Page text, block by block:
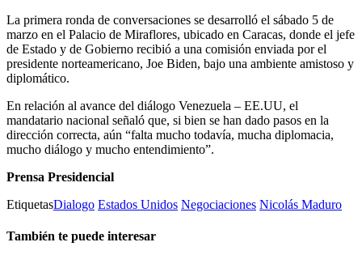
La primera ronda de conversaciones se desarrolló el sábado 5 de
marzo en el Palacio de Miraflores, ubicado en Caracas, donde el jefe
de Estado y de Gobierno recibió a una comisión enviada por el
presidente norteamericano, Joe Biden, bajo una ambiente amistoso y
diplomático.
En relación al avance del diálogo Venezuela – EE.UU, el
mandatario nacional señaló que, si bien se han dado pasos en la
dirección correcta, aún “falta mucho todavía, mucha diplomacia,
mucho diálogo y mucho entendimiento”.
Prensa Presidencial
EtiquetasDialogo Estados Unidos Negociaciones Nicolás Maduro
También te puede interesar